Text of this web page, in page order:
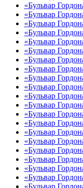
«Бульвар
«Бульвар
«Бульвар
«Бульвар
«Бульвар
«Бульвар
«Бульвар
«Бульвар
«Бульвар
«Бульвар
«Бульвар
«Бульвар
«Бульвар
«Бульвар
«Бульвар
«Бульвар
«Бульвар
«Бульвар
«Бульвар
«Бульвар
«Бульвар